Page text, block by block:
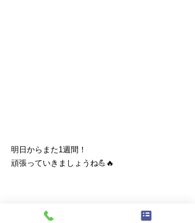
明日からまた1週間！
頑張っていきましょうね💪🔥